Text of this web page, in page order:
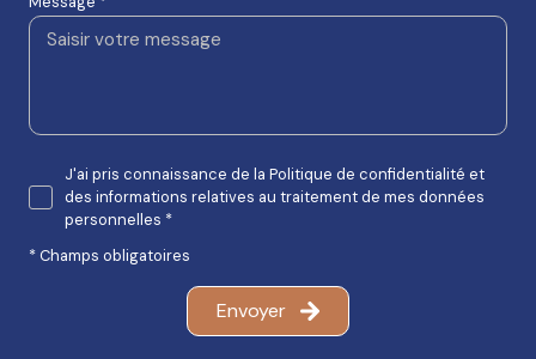
J'ai pris connaissance de la Politique de confidentialité et
des informations relatives au traitement de mes données
personnelles *
* Champs obligatoires
Envoyer